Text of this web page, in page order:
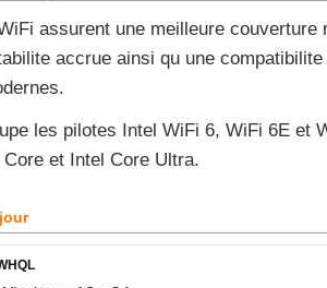
assurent une meilleure couverture
accrue ainsi qu une
les pilotes Intel WiFi 6, WiFi 6E et
et Intel Core Ultra.